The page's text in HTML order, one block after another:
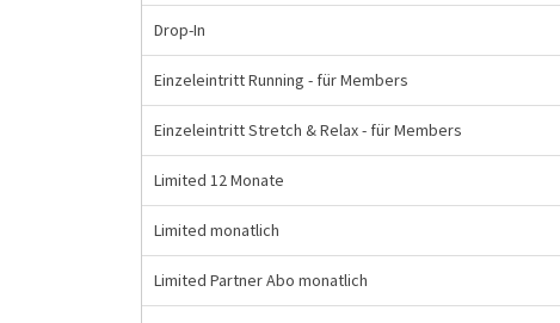
Drop-In
Einzeleintritt Running - für Members
Einzeleintritt Stretch & Relax - für Members
Limited 12 Monate
Limited monatlich
Limited Partner Abo monatlich